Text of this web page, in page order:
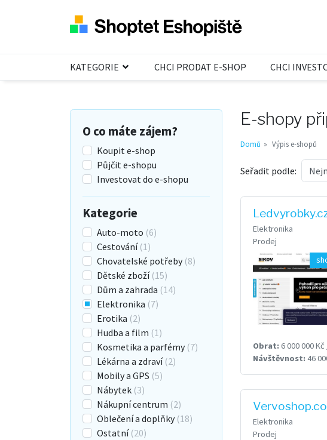
KATEGORIE CHCI PRODAT E-SHOP CHCI
O co máte zájem?
Koupit e-shop
Půjčit e-shopu
Investovat do e-shopu
Kategorie
Auto-moto (6)
Cestování (1)
Chovatelské potřeby (8)
Dětské zboží (15)
Dům a zahrada (14)
Elektronika (7)
Erotika (2)
Hudba a film (1)
Kosmetika a parfémy (7)
Lékárna a zdraví (2)
Mobily a GPS (5)
Nábytek (3)
Nákupní centrum (2)
Oblečení a doplňky (18)
Ostatní (20)
E-shopy
Domů Výpis e-shopů
Seřadit podle:
Elektronika
Prodej
Obrat: 6 000 000
Návštěvnost: 46
Elektronika
Prodej